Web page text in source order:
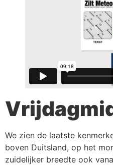
We zien de laatste
boven Duitsland, op het
zuidelijker breedte ook